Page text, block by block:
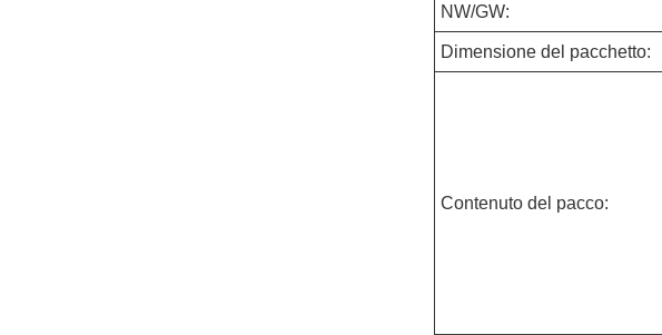
NW/GW:
Dimensione del pacchetto:
Contenuto del pacco: